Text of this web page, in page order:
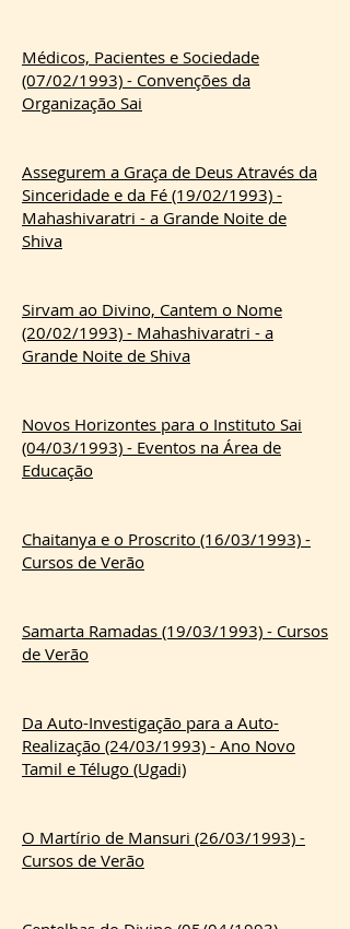
Médicos, Pacientes e Sociedade
(07/02/1993) - Convenções da
Organização Sai
Assegurem a Graça de Deus Através da
Sinceridade e da Fé (19/02/1993) -
Mahashivaratri - a Grande Noite de
Shiva
Sirvam ao Divino, Cantem o Nome
(20/02/1993) - Mahashivaratri - a
Grande Noite de Shiva
Novos Horizontes para o Instituto Sai
(04/03/1993) - Eventos na Área de
Educação
Chaitanya e o Proscrito (16/03/1993) -
Cursos de Verão
Samarta Ramadas (19/03/1993) - Cursos
de Verão
Da Auto-Investigação para a Auto-
Realização (24/03/1993) - Ano Novo
Tamil e Télugo (Ugadi)
O Martírio de Mansuri (26/03/1993) -
Cursos de Verão